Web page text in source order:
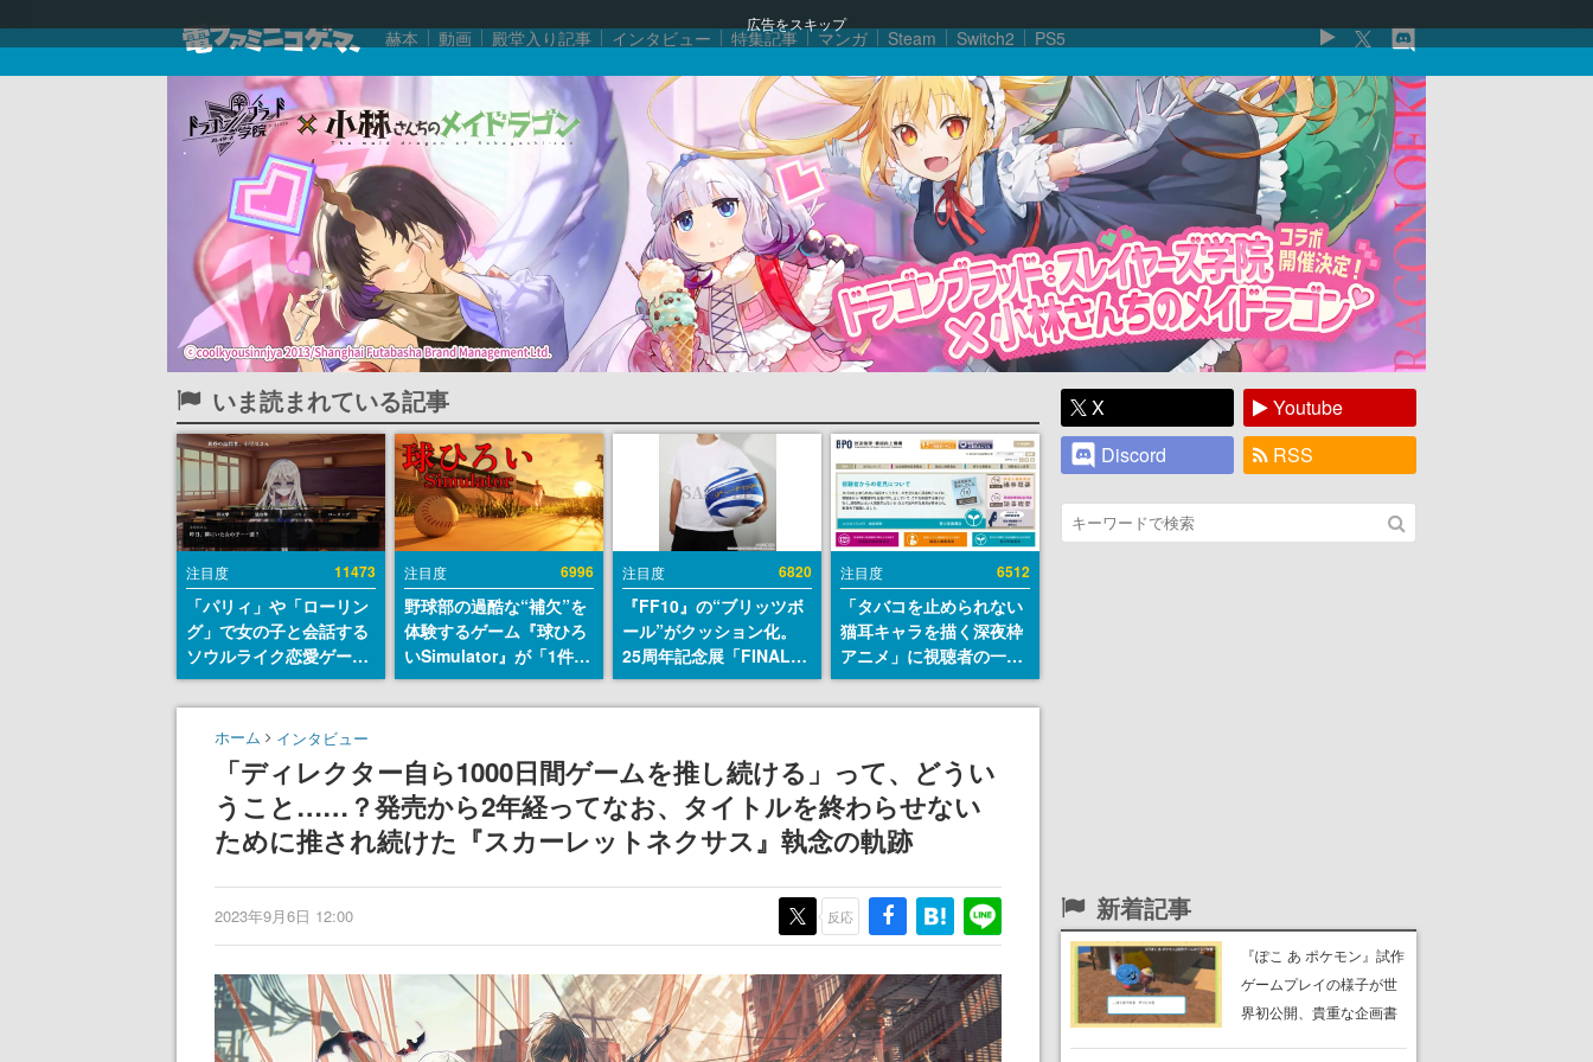
広告をスキップ
赫本 動画 殿堂入り記事 インタビュー 特集記事 マンガ Steam Switch2 PS5
いま読まれている記事
注目度 11473
「パリィ」や「ローリン
グ」で女の子と会話する
ソウルライク恋愛ゲーム
『小早川さんはソウルラ
イク』無料公開。返事に
失敗すると「YOU
DIED」
注目度 6996
野球部の過酷な“補欠”を
体験するゲーム『球ひろ
いSimulator』が「1件」
のウィッシュリストをも
とにチェコ語に対応し
ダム・カム』開発元やチ
ェコのプロ野球選手から
称賛の声
注目度 6820
『FF10』の“ブリッツボ
ール”がクッション化。
25周年記念展「FINAL
FANTASY X MUSEUM-
幻光の記憶-」のグッズ情
注目度 6512
「タバコを止められない
猫耳キャラを描く深夜枠
アニメ」に視聴者の一部
から批判意見。違法薬物
の使用と思しき描写も含
ホーム インタビュー
「ディレクター自ら1000日間ゲームを推し続ける」って、どうい
うこと……？発売から2年経ってなお、タイトルを終わらせない
ために推され続けた『スカーレットネクサス』執念の軌跡
2023年9月6日 12:00 反応
X
Youtube
Discord
RSS
新着記事
『ぽこ あ ポケモン』試作
ゲームプレイの様子が世
界初公開、貴重な企画書